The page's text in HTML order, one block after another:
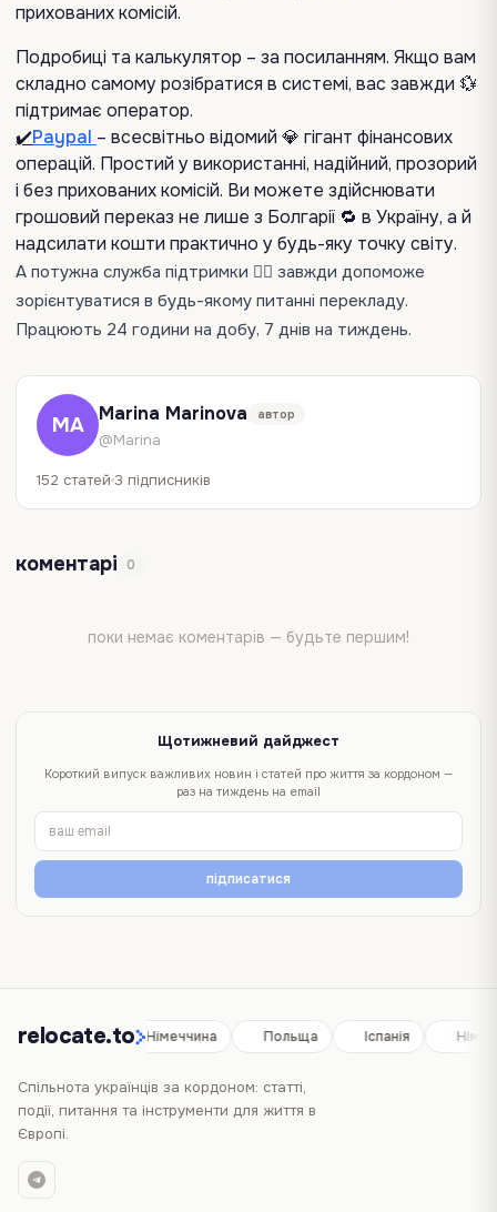
прихованих комісій.
Подробиці та калькулятор – за посиланням. Якщо вам
складно самому розібратися в системі, вас завжди 💱
підтримає оператор.
✔️Рaypal – всесвітньо відомий 💎 гігант фінансових
операцій. Простий у використанні, надійний, прозорий
і без прихованих комісій. Ви можете здійснювати
грошовий переказ не лише з Болгарії 🔁 в Україну, а й
надсилати кошти практично у будь-яку точку світу.
А потужна служба підтримки 💁‍♀️ завжди допоможе
зорієнтуватися в будь-якому питанні перекладу.
Працюють 24 години на добу, 7 днів на тиждень.
MA Marina Marinova автор
@Marina
152 статей 3 підписників
коментарі 0
поки немає коментарів — будьте першим!
Щотижневий дайджест
Короткий випуск важливих новин і статей про життя за кордоном —
раз на тиждень на email
підписатися
relocate.to
Іспанія Німеччина Польща Іспанія
Спільнота українців за кордоном: статті,
події, питання та інструменти для життя в
Європі.